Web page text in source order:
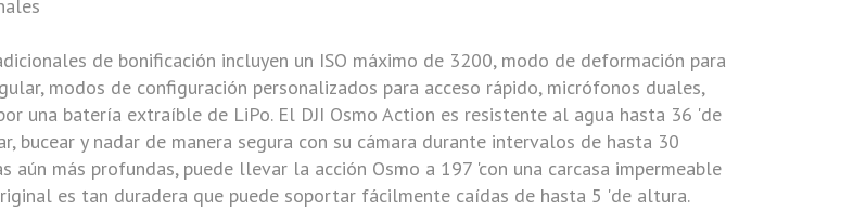
de bonificación incluyen un ISO máximo de 3200, modo de deformación para
modos de configuración personalizados para acceso rápido, micrófonos duales,
una batería extraíble de LiPo. El DJI Osmo Action es resistente al agua hasta 36 'de
bucear y nadar de manera segura con su cámara durante intervalos de hasta 30
aún más profundas, puede llevar la acción Osmo a 197 'con una carcasa impermeable
es tan duradera que puede soportar fácilmente caídas de hasta 5 'de altura.